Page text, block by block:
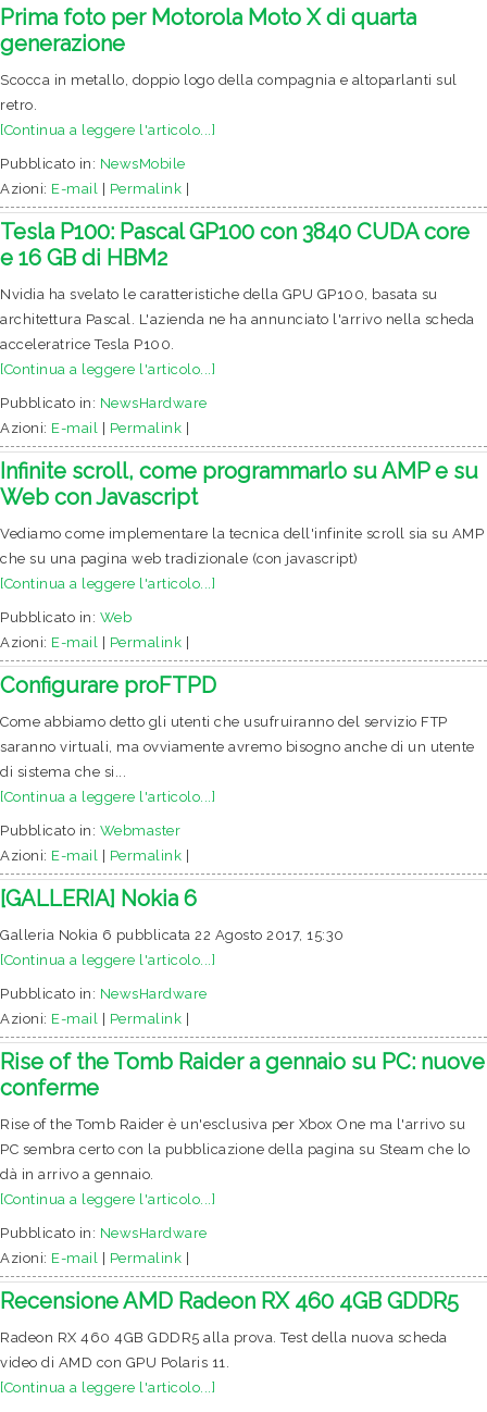
Prima foto per Motorola Moto X di quarta
generazione
Scocca in metallo, doppio logo della compagnia e altoparlanti sul
retro.
[Continua a leggere l'articolo...]
Pubblicato in: NewsMobile
Azioni: E-mail Permalink
Tesla P100: Pascal GP100 con 3840 CUDA core
e 16 GB di HBM2
Nvidia ha svelato le caratteristiche della GPU GP100, basata su
architettura Pascal. L'azienda ne ha annunciato l'arrivo nella scheda
acceleratrice Tesla P100.
[Continua a leggere l'articolo...]
Pubblicato in: NewsHardware
Azioni: E-mail Permalink
Infinite scroll, come programmarlo su AMP e su
Web con Javascript
Vediamo come implementare la tecnica dell'infinite scroll sia su AMP
che su una pagina web tradizionale (con javascript)
[Continua a leggere l'articolo...]
Pubblicato in: Web
Azioni: E-mail Permalink
Configurare proFTPD
Come abbiamo detto gli utenti che usufruiranno del servizio FTP
saranno virtuali, ma ovviamente avremo bisogno anche di un utente
di sistema che si...
[Continua a leggere l'articolo...]
Pubblicato in: Webmaster
Azioni: E-mail Permalink
[GALLERIA] Nokia 6
Galleria Nokia 6 pubblicata 22 Agosto 2017, 15:30
[Continua a leggere l'articolo...]
Pubblicato in: NewsHardware
Azioni: E-mail Permalink
Rise of the Tomb Raider a gennaio su PC: nuove
conferme
Rise of the Tomb Raider è un'esclusiva per Xbox One ma l'arrivo su
PC sembra certo con la pubblicazione della pagina su Steam che lo
dà in arrivo a gennaio.
[Continua a leggere l'articolo...]
Pubblicato in: NewsHardware
Azioni: E-mail Permalink
Recensione AMD Radeon RX 460 4GB GDDR5
Radeon RX 460 4GB GDDR5 alla prova. Test della nuova scheda
video di AMD con GPU Polaris 11.
[Continua a leggere l'articolo...]